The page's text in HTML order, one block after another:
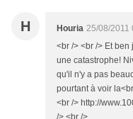
H Houria 25/08/2011
<br /> <br /> Et
une catastrophe!
qu'il n'y a pas
pourtant à voir
<br /> http://
/> <br />